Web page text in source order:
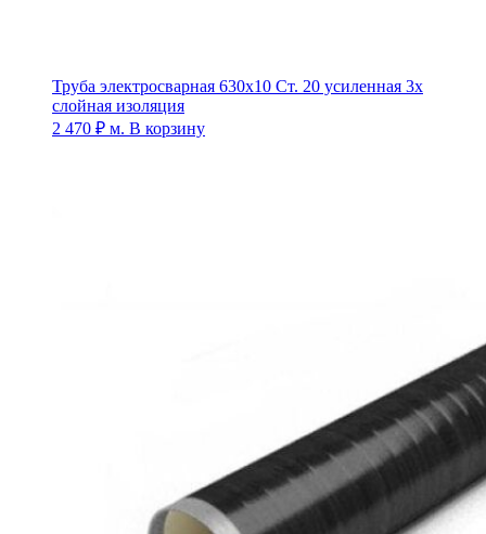
Труба электросварная 630х10 Ст. 20 усиленная 3х
слойная изоляция
2 470 ₽ м. В корзину